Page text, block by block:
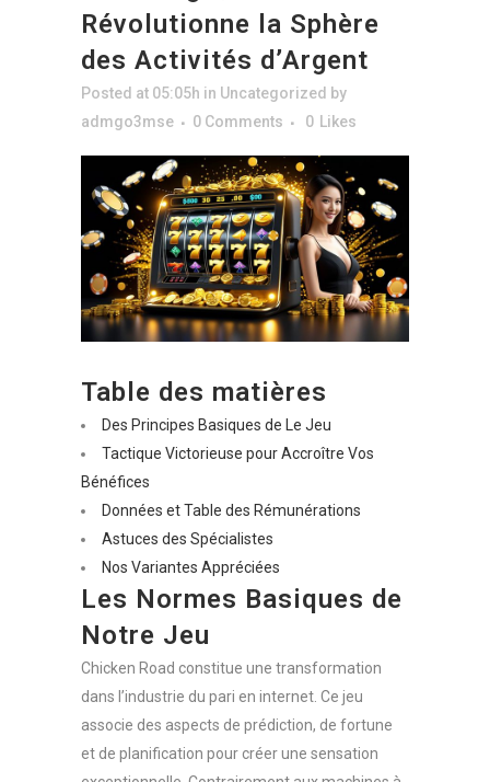
Révolutionne la Sphère
des Activités d’Argent
Posted at 05:05h in Uncategorized by
admgo3mse
0 Comments 0 Likes
Table des matières
Des Principes Basiques de Le Jeu
Tactique Victorieuse pour Accroître Vos
Bénéfices
Données et Table des Rémunérations
Astuces des Spécialistes
Nos Variantes Appréciées
Les Normes Basiques de
Notre Jeu
Chicken Road constitue une transformation
dans l’industrie du pari en internet. Ce jeu
associe des aspects de prédiction, de fortune
et de planification pour créer une sensation